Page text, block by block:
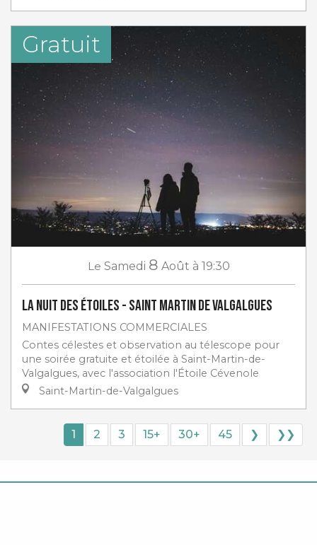
Gratuit
Le Samedi 8 Août à 19:30
La Nuit des étoiles - Saint Martin de Valgalgues
MANIFESTATIONS COMMERCIALES
Contes célestes et observation au télescope pour
une soirée gratuite et étoilée à Saint-Martin-de-
Valgalgues, avec l'association l'Étoile Cévenole
Saint-Martin-de-Valgalgues
1 2 3 15+ 30+ 45 ❯ ❯❯